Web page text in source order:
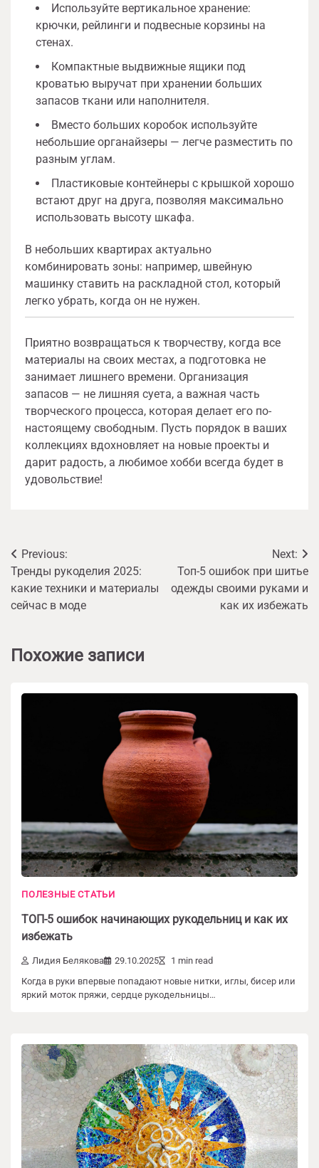
Используйте вертикальное хранение:
крючки, рейлинги и подвесные корзины на
стенах.
Компактные выдвижные ящики под
кроватью выручат при хранении больших
запасов ткани или наполнителя.
Вместо больших коробок используйте
небольшие органайзеры — легче разместить по
разным углам.
Пластиковые контейнеры с крышкой хорошо
встают друг на друга, позволяя максимально
использовать высоту шкафа.
В небольших квартирах актуально
комбинировать зоны: например, швейную
машинку ставить на раскладной стол, который
легко убрать, когда он не нужен.
Приятно возвращаться к творчеству, когда все
материалы на своих местах, а подготовка не
занимает лишнего времени. Организация
запасов — не лишняя суета, а важная часть
творческого процесса, которая делает его по-
настоящему свободным. Пусть порядок в ваших
коллекциях вдохновляет на новые проекты и
дарит радость, а любимое хобби всегда будет в
удовольствие!
Навигация
по
записям
Previous:
Тренды рукоделия 2025:
какие техники и материалы
сейчас в моде
Next:
Топ-5 ошибок при шитье
одежды своими руками и
как их избежать
Похожие записи
ПОЛЕЗНЫЕ СТАТЬИ
ТОП-5 ошибок начинающих рукодельниц и как их
избежать
Лидия Белякова 29.10.2025
1 min read
Когда в руки впервые попадают новые нитки, иглы, бисер или
яркий моток пряжи, сердце рукодельницы…